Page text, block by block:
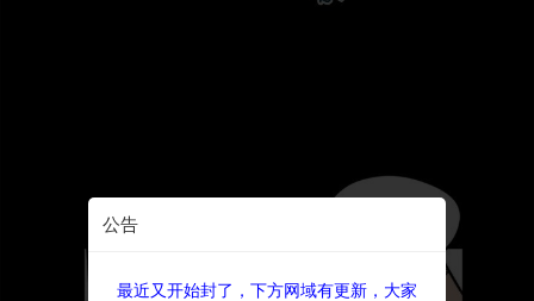
公告
最近又开始封了，下方网域有更新，大家